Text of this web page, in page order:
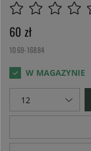
60 zł
1069-16884